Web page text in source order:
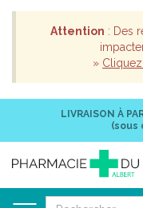
Attention : Des
»
LIVRAISON À
(sous